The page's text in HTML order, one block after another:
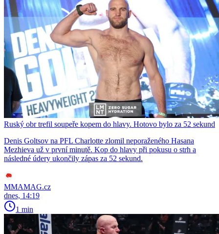
Ruský obr trefil soupeře kopem do hlavy. Hotovo bylo za 52 sekund
Denis Goltsov na PFL Charlotte zlomil neporaženého Hasana
Mezhieva už v první minutě. Kop do hlavy při pokusu o strh a
následné údery ukončily zápas za 52 sekund.
MMAMAG.cz
dnes, 14:19
1 min